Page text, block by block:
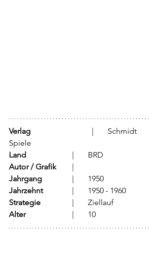
Verlag
Spiele
Land
			  |	BRD
Autor / Grafik
Jahrgang
		  |	1950
Jahrzehnt
		  |	1950 - 1960
Strategie
Alter
			  |	10